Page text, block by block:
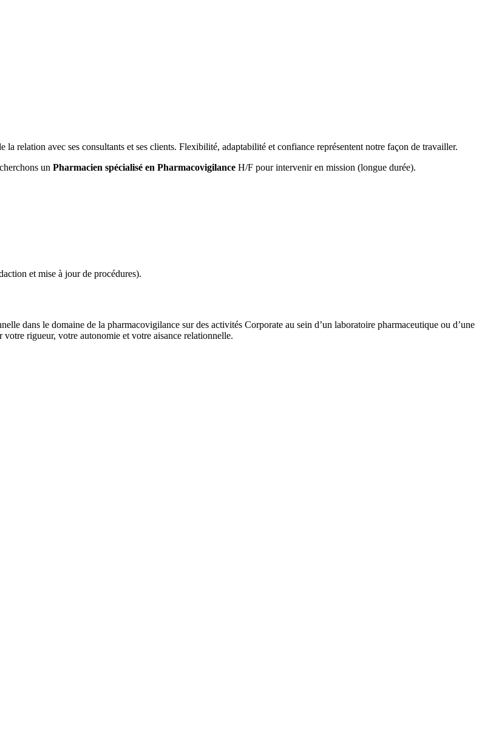
relation avec ses consultants et ses clients. Flexibilité, adaptabilité et confiance représentent notre façon de travailler.
un Pharmacien spécialisé en Pharmacovigilance H/F pour intervenir en mission (longue durée).
et mise à jour de procédures).
dans le domaine de la pharmacovigilance sur des activités Corporate au sein d’un laboratoire pharmaceutique ou d’une
rigueur, votre autonomie et votre aisance relationnelle.